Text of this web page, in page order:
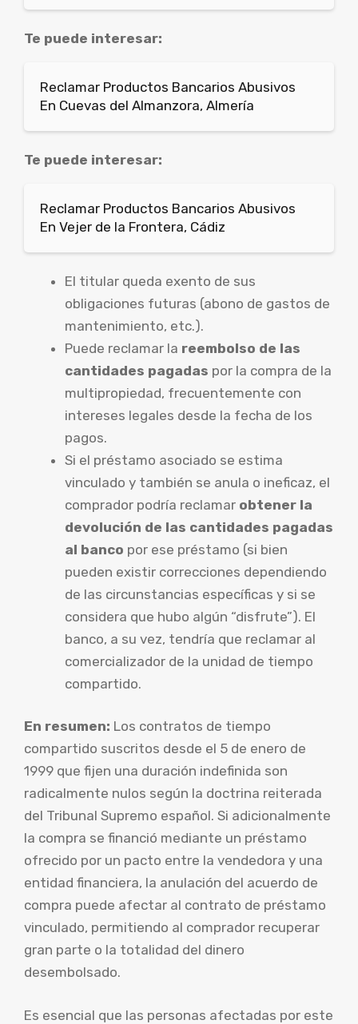
Te puede interesar:
Reclamar Productos Bancarios Abusivos
En Cuevas del Almanzora, Almería
Te puede interesar:
Reclamar Productos Bancarios Abusivos
En Vejer de la Frontera, Cádiz
El titular queda exento de sus
obligaciones futuras (abono de gastos de
mantenimiento, etc.).
Puede reclamar la reembolso de las
cantidades pagadas por la compra de la
multipropiedad, frecuentemente con
intereses legales desde la fecha de los
pagos.
Si el préstamo asociado se estima
vinculado y también se anula o ineficaz, el
comprador podría reclamar obtener la
devolución de las cantidades pagadas
al banco por ese préstamo (si bien
pueden existir correcciones dependiendo
de las circunstancias específicas y si se
considera que hubo algún “disfrute”). El
banco, a su vez, tendría que reclamar al
comercializador de la unidad de tiempo
compartido.
En resumen: Los contratos de tiempo
compartido suscritos desde el 5 de enero de
1999 que fijen una duración indefinida son
radicalmente nulos según la doctrina reiterada
del Tribunal Supremo español. Si adicionalmente
la compra se financió mediante un préstamo
ofrecido por un pacto entre la vendedora y una
entidad financiera, la anulación del acuerdo de
compra puede afectar al contrato de préstamo
vinculado, permitiendo al comprador recuperar
gran parte o la totalidad del dinero
desembolsado.
Es esencial que las personas afectadas por este